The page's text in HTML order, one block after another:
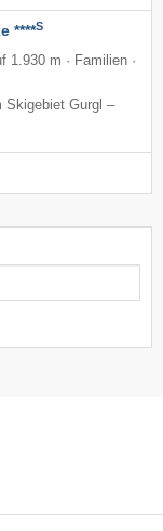
****S
1.930 m · Familien ·
Skigebiet Gurgl –